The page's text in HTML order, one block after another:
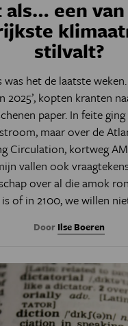
als… een
stilvalt?
het de laatste
2025’, kopten kranten
paper. In feite
maar over de
Circulation, kortweg
vallen ook
over al die amok
of in 2100, we willen
Door Ilse Boeren